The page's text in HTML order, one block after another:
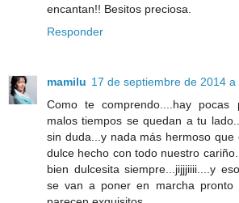
encantan!! Besitos preciosa.
Responder
mamilu 17 de septiembre de 2014 a
Como te comprendo....hay
malos tiempos se quedan a tu
sin duda...y nada más hermoso que
dulce hecho con todo nuestro
bien dulcesita siempre...jijjjiiii....y
se van a poner en marcha pronto